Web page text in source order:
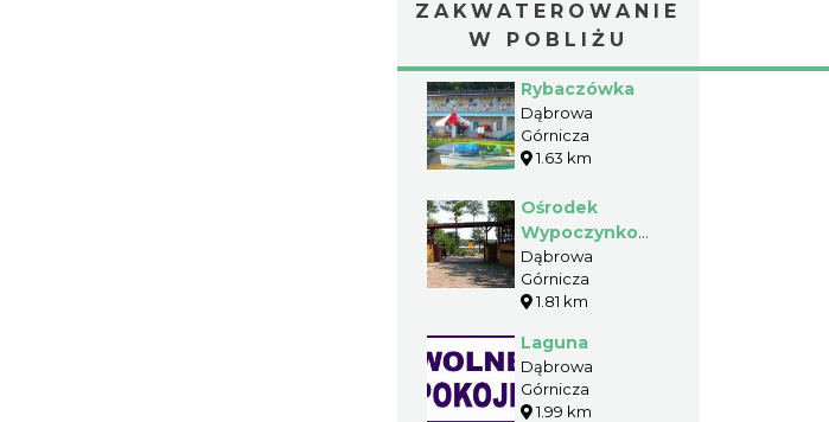
ZAKWATEROWANIE
W POBLIŻU
Rybaczówka
Dąbrowa
Górnicza
1.63 km
Ośrodek
Wypoczynkowy
Neptun
Dąbrowa
Górnicza
1.81 km
Laguna
Dąbrowa
Górnicza
1.99 km